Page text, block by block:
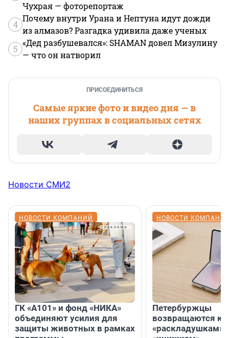
Чухрая — фоторепортаж
4
Почему внутри Урана и Нептуна идут дожди
из алмазов? Разгадка удивила даже ученых
5
«Дед разбушевался»: SHAMAN довел Мизулину
— что он натворил
ПРИСОЕДИНИТЬСЯ
Самые яркие фото и видео дня — в
наших группах в социальных сетях
Новости СМИ2
НОВОСТИ КОМПАНИЙ
ГК «А101» и фонд «НИКА»
объединяют усилия для
защиты животных в рамках
НОВОСТИ
Петербуржцы
возвращаются к
«раскладушкам»